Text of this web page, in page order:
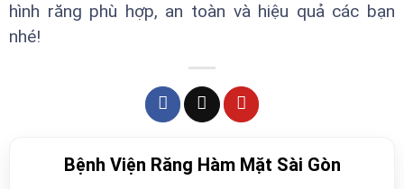
hình răng phù hợp, an toàn và hiệu quả các bạn
nhé!
Bệnh Viện Răng Hàm Mặt Sài Gòn